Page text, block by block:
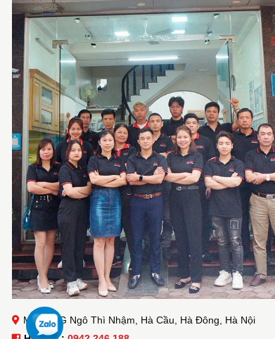
M43 KĐG Ngô Thì Nhậm, Hà Cầu, Hà Đông, Hà Nội